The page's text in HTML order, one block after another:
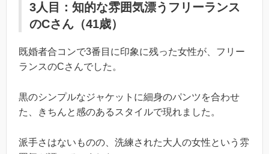
3人目：知的な雰囲気漂うフリーランス
のCさん（41歳）
既婚者合コンで3番目に印象に残った女性が、フリー
ランスのCさんでした。
黒のシンプルなジャケットに細身のパンツを合わせ
た、きちんと感のあるスタイルで現れました。
派手さはないものの、洗練された大人の女性という雰